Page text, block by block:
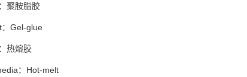
聚胺脂胶
Gel-glue
热熔胶
：Hot-melt